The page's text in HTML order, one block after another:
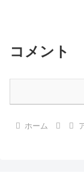
コメント
ホーム